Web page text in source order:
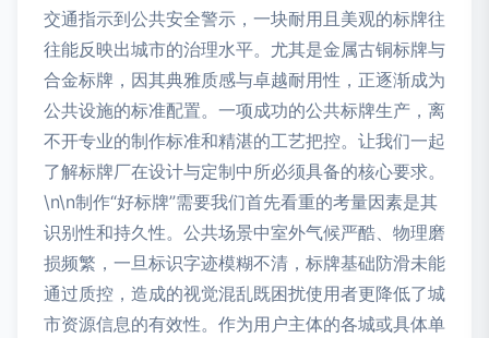
交通指示到公共安全警示，一块耐用且美观的标牌往
往能反映出城市的治理水平。尤其是金属古铜标牌与
合金标牌，因其典雅质感与卓越耐用性，正逐渐成为
公共设施的标准配置。一项成功的公共标牌生产，离
不开专业的制作标准和精湛的工艺把控。让我们一起
了解标牌厂在设计与定制中所必须具备的核心要求。
\n\n制作“好标牌”需要我们首先看重的考量因素是其
识别性和持久性。公共场景中室外气候严酷、物理磨
损频繁，一旦标识字迹模糊不清，标牌基础防滑未能
通过质控，造成的视觉混乱既困扰使用者更降低了城
市资源信息的有效性。作为用户主体的各城或具体单